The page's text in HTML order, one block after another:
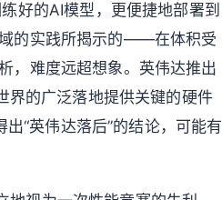
好的AI模型，更便捷地部署到
的实践所揭示的——在体积受
，难度远超想象。英伟达推出
界的广泛落地提供关键的硬件
“英伟达落后”的结论，可能有